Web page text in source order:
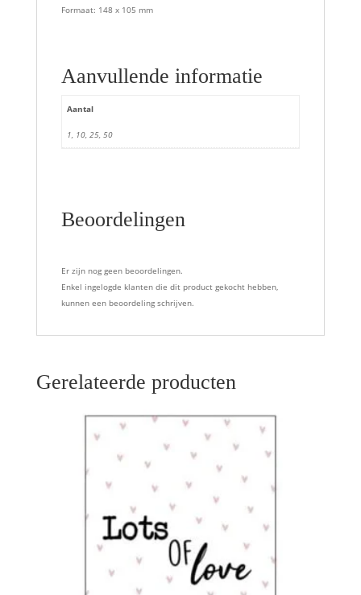
Formaat: 148 x 105 mm
Aanvullende informatie
Aantal
1, 10, 25, 50
Beoordelingen
Er zijn nog geen beoordelingen.
Enkel ingelogde klanten die dit product gekocht hebben,
kunnen een beoordeling schrijven.
Gerelateerde producten